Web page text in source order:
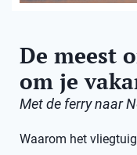
De meest
om je
Met de ferry naar
Waarom het